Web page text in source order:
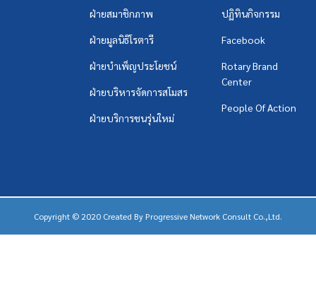
ฝ่ายสมาชิกภาพ
ฝ่ายมูลนิธิโรตารี
ฝ่ายบำเพ็ญประโยชน์
ฝ่ายบริหารจัดการสโมสร
ฝ่ายบริการชนรุ่นใหม่
ปฏิทินกิจกรรม
Facebook
Rotary Brand
Center
People Of Action
Copyright © 2020 Created By Progressive Network Consult Co.,Ltd.